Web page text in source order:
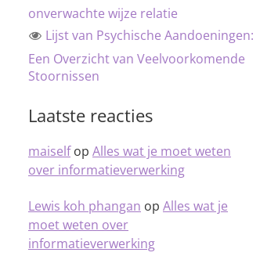
onverwachte wijze relatie
Lijst van Psychische Aandoeningen:
Een Overzicht van Veelvoorkomende
Stoornissen
Laatste reacties
maiselfop Alles wat je moet weten
over informatieverwerking
Lewis koh phangan op Alles wat je
moet weten over
informatieverwerking